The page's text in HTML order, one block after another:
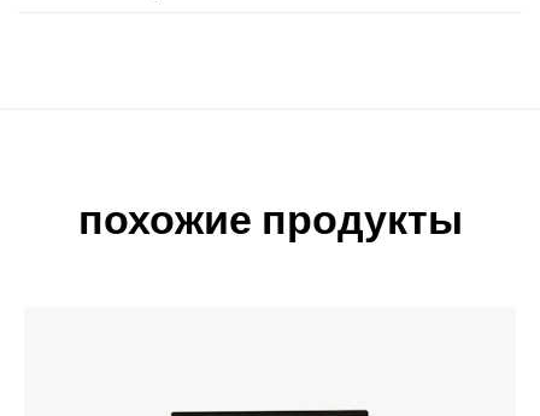
похожие продукты